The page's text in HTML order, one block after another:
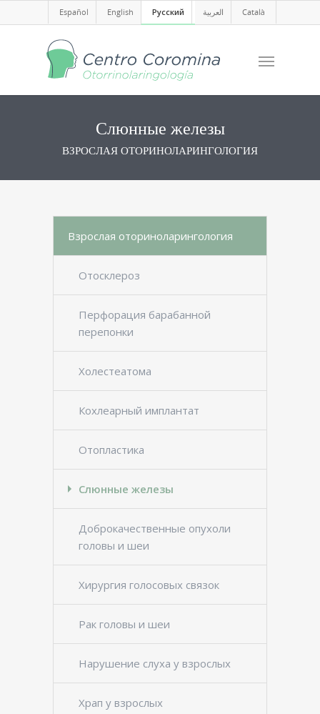
Español English Русский العربية Català
Слюнные железы
ВЗРОСЛАЯ ОТОРИНОЛАРИНГОЛОГИЯ
Взрослая оториноларингология
Отосклероз
Перфорация барабанной
перепонки
Холестеатома
Кохлеарный имплантат
Отопластика
Слюнные железы
Доброкачественные опухоли
головы и шеи
Хирургия голосовых связок
Рак головы и шеи
Нарушение слуха у взрослых
Храп у взрослых